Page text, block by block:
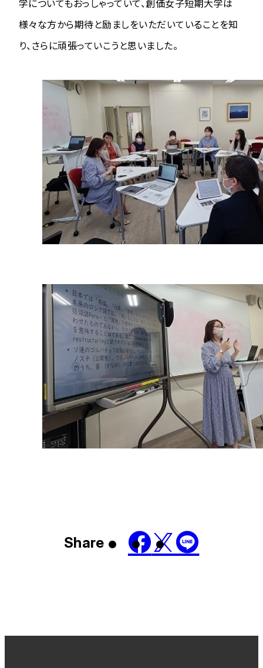
学についてもおっしゃっていて、創価女子短期大学は
様々な方から期待と励ましをいただいていることを知
り、さらに頑張っていこうと思いました。
Share